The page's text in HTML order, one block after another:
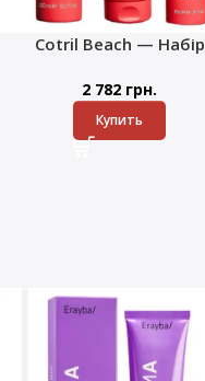
Cotril Beach — Набір
2 782 грн.
Купить